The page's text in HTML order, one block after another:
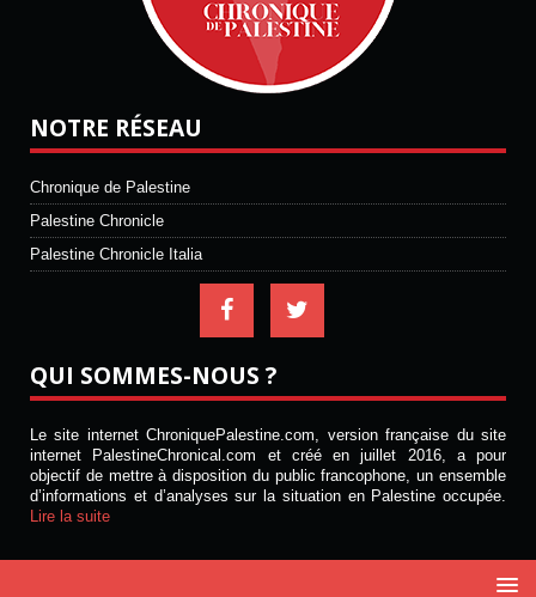
NOTRE RÉSEAU
Chronique de Palestine
Palestine Chronicle
Palestine Chronicle Italia
QUI SOMMES-NOUS ?
Le site internet ChroniquePalestine.com, version française du site
internet PalestineChronical.com et créé en juillet 2016, a pour
objectif de mettre à disposition du public francophone, un ensemble
d’informations et d’analyses sur la situation en Palestine occupée.
Lire la suite